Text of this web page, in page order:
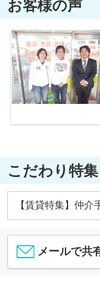
お客様の声
こだわり特集
【賃貸特集】仲介
メールで共